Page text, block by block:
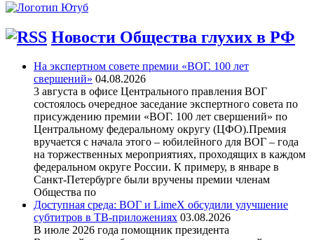
Новости Общества глухих в РФ
На экспертном совете премии «ВОГ. 100 лет
свершений» 04.08.2026
3 августа в офисе Центрального правления ВОГ
состоялось очередное заседание экспертного совета по
присуждению премии «ВОГ. 100 лет свершений» по
Центральному федеральному округу (ЦФО).Премия
вручается с начала этого – юбилейного для ВОГ – года
на торжественных мероприятиях, проходящих в каждом
федеральном округе России. К примеру, в январе в
Санкт-Петербурге были вручены премии членам
Общества по
Доступная среда: ВОГ и LimeX обсудили улучшение
субтитров в ТВ-приложениях 03.08.2026
В июле 2026 года помощник президента